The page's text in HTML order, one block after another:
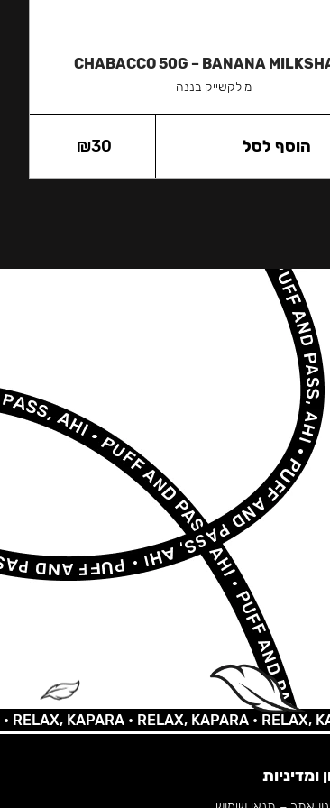
CHABACCO 50G – BANANA
מילקשייק בננה
₪30 הוסף לסל
KAPARA •RELAX, KAPARA •RELAX,
ומדיניות